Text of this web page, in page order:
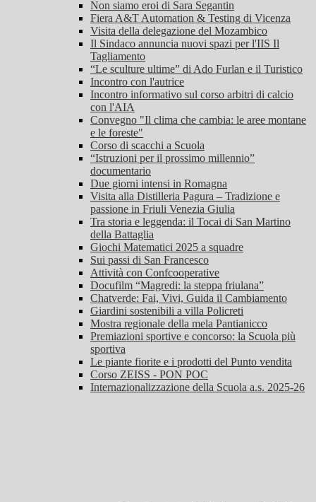
Non siamo eroi di Sara Segantin
Fiera A&T Automation & Testing di Vicenza
Visita della delegazione del Mozambico
Il Sindaco annuncia nuovi spazi per l'IIS Il
Tagliamento
“Le sculture ultime” di Ado Furlan e il Turistico
Incontro con l'autrice
Incontro informativo sul corso arbitri di calcio
con l'AIA
Convegno "Il clima che cambia: le aree montane
e le foreste"
Corso di scacchi a Scuola
“Istruzioni per il prossimo millennio”
documentario
Due giorni intensi in Romagna
Visita alla Distilleria Pagura – Tradizione e
passione in Friuli Venezia Giulia
Tra storia e leggenda: il Tocai di San Martino
della Battaglia
Giochi Matematici 2025 a squadre
Sui passi di San Francesco
Attività con Confcooperative
Docufilm “Magredi: la steppa friulana”
Chatverde: Fai, Vivi, Guida il Cambiamento
Giardini sostenibili a villa Policreti
Mostra regionale della mela Pantianicco
Premiazioni sportive e concorso: la Scuola più
sportiva
Le piante fiorite e i prodotti del Punto vendita
Corso ZEISS - PON POC
Internazionalizzazione della Scuola a.s. 2025-26